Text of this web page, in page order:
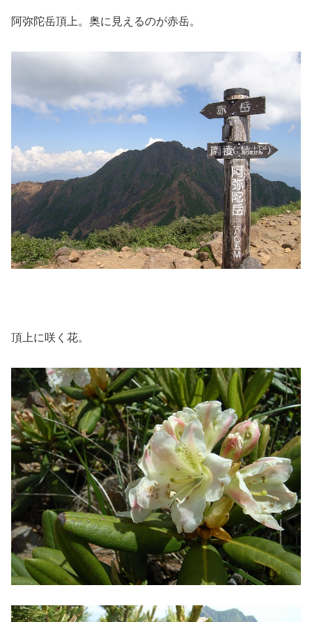
阿弥陀岳頂上。奥に見えるのが赤岳。
頂上に咲く花。